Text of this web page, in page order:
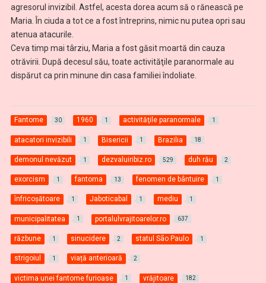
agresorul invizibil. Astfel, acesta dorea acum să o rănească pe
Maria. În ciuda a tot ce a fost întreprins, nimic nu putea opri sau
atenua atacurile.
Ceva timp mai târziu, Maria a fost găsit moartă din cauza
otrăvirii. După decesul său, toate activităţile paranormale au
dispărut ca prin minune din casa familiei îndoliate.
Fantome 30 1960 1 activităţile paranormale 1
atacatori invizibili 1 Bisericii 1 Brazilia 18
demonul nevăzut 1 dezvaluiribiz.ro 529 duh rău 2
exorcism 1 fantoma 13 fenomen de bântuire 1
înfricoșătoare 1 Jaboticabal 1 mediu 1
municipalitatea 1 portalulvrajitoarelor.ro 637
răzbune 1 sinucidere 2 statul São Paulo 1
strigoiul 1 viață anterioară 2
victima unei fantome furioase 1 vrăjitoare 182